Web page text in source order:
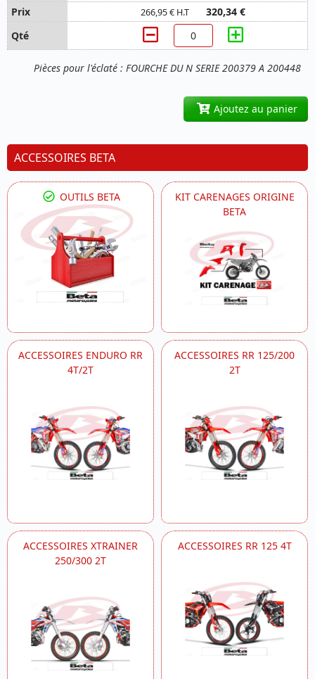
Pièces pour l'éclaté : FOURCHE DU N SERIE 200379 A 200448
266,95 € H.T 320,34 €
Ajoutez au panier
ACCESSOIRES BETA
OUTILS BETA
KIT CARENAGES ORIGINE
BETA
ACCESSOIRES ENDURO RR
4T/2T
ACCESSOIRES RR 125/200
2T
ACCESSOIRES XTRAINER
250/300 2T
ACCESSOIRES RR 125 4T